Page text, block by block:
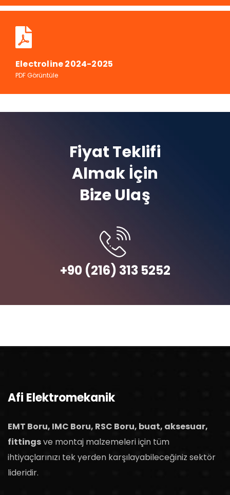
Electroline 2024-2025
PDF Görüntüle
Fiyat Teklifi
Almak İçin
Bize Ulaş
+90 (216) 313 5252
Afi Elektromekanik
EMT Boru, IMC Boru, RSC Boru, buat, aksesuar,
fittingsve montaj malzemeleri için tüm
ihtiyaçlarınızı tek yerden karşılayabileceğiniz sektör
lideridir.